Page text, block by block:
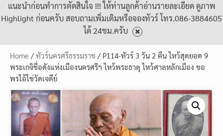
แนะนำก่อนทำการตัดสินใจ !!! ให้ท่านลูกค้าอ่านรายละเอียด ดูภาพ
Highlight ก่อนครับ สอบถามเพิ่มเติมหรือจองทัวร์ โทร.086-3884605
ได้ 24ชม.ครับ
Home /ทัวร์นครศรีธรรมราช / P114-ทัวร์ 3 วัน 2 คืน ไหว้สุดยอด 9
พระเกจิชื่อดังแห่งเมืองนครศรีฯ ไหว้พระธาตุ ไหว้ศาลหลักเมือง ขอ
พรไอ้ไข่วัดเจดีย์